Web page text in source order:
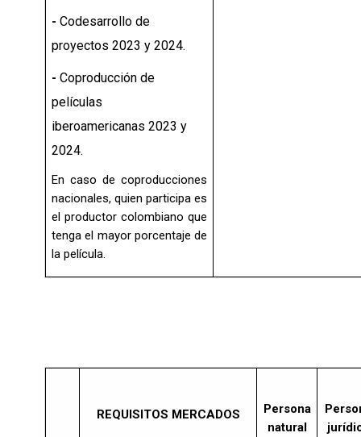
- Codesarrollo de
proyectos 2023 y 2024.
- Coproducción de
películas
iberoamericanas 2023 y
2024.
En caso de coproducciones
nacionales, quien participa es
el productor colombiano que
tenga el mayor porcentaje de
la película.
REQUISITOS MERCADOS
Persona
natural